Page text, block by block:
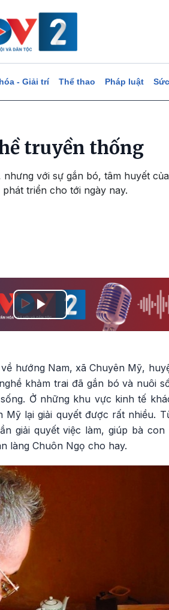
- Giải trí Thể thao Pháp luật
truyền thống
với sự gắn bó, tâm huyết
triển cho tới ngày nay.
Play
hướng Nam, xã Chuyên Mỹ,
khảm trai đã gắn bó và nuôi
Ở những khu vực kinh tế
Mỹ lại giải quyết được rất nhiều.
giải quyết việc làm, giúp bà
làng Chuôn Ngọ cho hay.